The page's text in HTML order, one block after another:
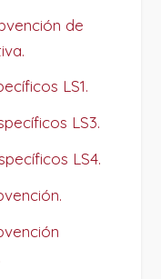
de
LS1.
LS3.
LS4.